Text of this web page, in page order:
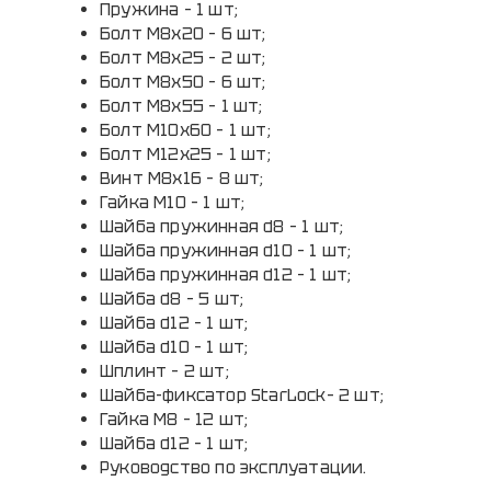
Пружина – 1 шт;
Болт М8х20 – 6 шт;
Болт М8х25 – 2 шт;
Болт М8х50 – 6 шт;
Болт М8х55 – 1 шт;
Болт М10х60 – 1 шт;
Болт М12х25 – 1 шт;
Винт М8х16 – 8 шт;
Гайка М10 – 1 шт;
Шайба пружинная d8 – 1 шт;
Шайба пружинная d10 – 1 шт;
Шайба пружинная d12 – 1 шт;
Шайба d8 – 5 шт;
Шайба d12 – 1 шт;
Шайба d10 – 1 шт;
Шплинт – 2 шт;
Шайба-фиксатор StarLock– 2 шт;
Гайка М8 – 12 шт;
Шайба d12 – 1 шт;
Руководство по эксплуатации.